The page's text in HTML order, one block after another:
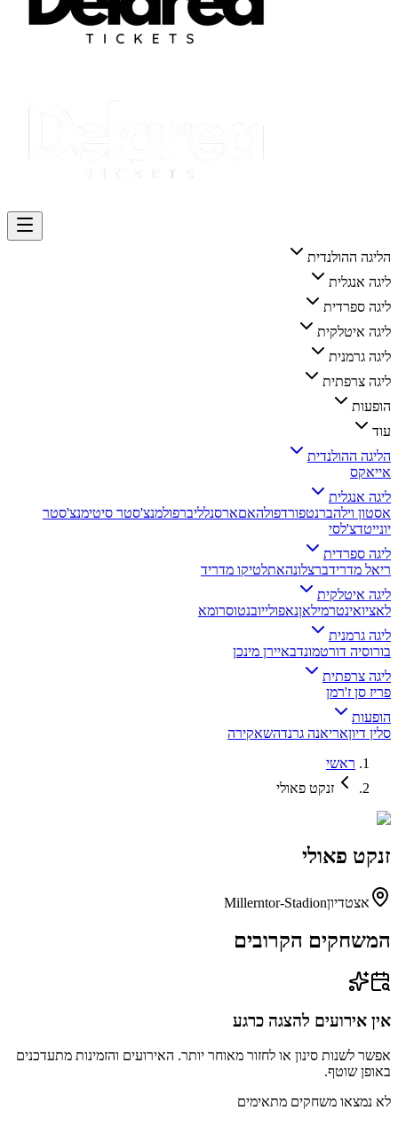
הליגה ההולנדית
ליגה אנגלית
ליגה ספרדית
ליגה איטלקית
ליגה גרמנית
ליגה צרפתית
הופעות
עוד
הליגה ההולנדית
אייאקס
ליגה אנגלית
אסטון וילהברנטפורדפולהאםארסנלליברפולמנצ'סטר סיטימנצ'סטר
יונייטדצ'לסי
ליגה ספרדית
ריאל מדרידברצלונהאתלטיקו מדריד
ליגה איטלקית
לאציואינטרמילאןנאפולייובנטוסרומא
ליגה גרמנית
בורוסיה דורטמונדבאיירן מינכן
ליגה צרפתית
פריז סן ז'רמן
הופעות
סלין דיוןאריאנה גרנדהשאקירה
ראשי
זנקט פאולי
זנקט פאולי
אצטדיוןMillerntor-Stadion
המשחקים הקרובים
אין אירועים להצגה כרגע
אפשר לשנות סינון או לחזור מאוחר יותר. האירועים והזמינות מתעדכנים
באופן שוטף.
לא נמצאו משחקים מתאימים